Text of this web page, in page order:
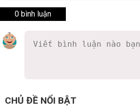
0 bình luận
CHỦ ĐỀ NỔI BẬT